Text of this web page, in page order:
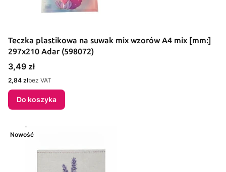
Teczka plastikowa na suwak mix wzorów A4 mix [mm:]
297x210 Adar (598072)
Cena
3,49 zł
Cena
2,84 złbez VAT
Do koszyka
Nowość